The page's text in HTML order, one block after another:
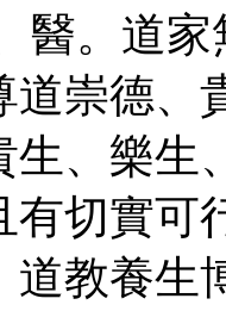
醫。道
道崇德、
生、樂生
有切實可
道教養生